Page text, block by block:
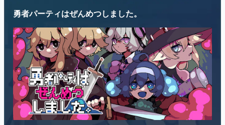
女性向け
アプリレビュー
その他
電ファミニコゲーマーとは？
運営：株式会社マレ
勇者パーティはぜんめつしました。